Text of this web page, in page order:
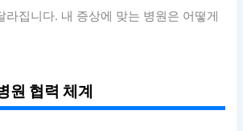
라집니다. 내 증상에 맞는 병원은 어떻게
원 협력 체계